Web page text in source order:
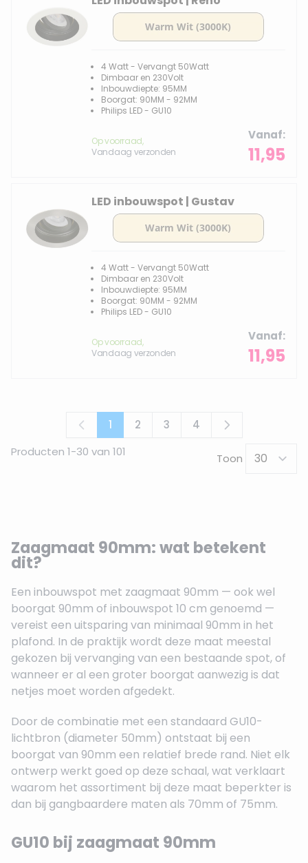
4 Watt - Vervangt 50Watt
Dimbaar en 230Volt
Inbouwdiepte: 95MM
Boorgat: 90MM - 92MM
Philips LED - GU10
Op voorraad,
Vandaag verzonden
Vanaf
11,95
LED inbouwspot | Gustav
4 Watt - Vervangt 50Watt
Dimbaar en 230Volt
Inbouwdiepte: 95MM
Boorgat: 90MM - 92MM
Philips LED - GU10
Op voorraad,
Vandaag verzonden
Vanaf
11,95
Producten 1-30 van 101
U lees momenteel pagina
1 Pagina
2 Pagina
3 Pagina
4
Toon
Zaagmaat 90mm: wat betekent
dit?
Een inbouwspot met zaagmaat 90mm — ook wel
boorgat 90mm of inbouwspot 10 cm genoemd —
vereist een uitsparing van minimaal 90mm in het
plafond. In de praktijk wordt deze maat meestal
gekozen bij vervanging van een bestaande spot, of
wanneer er al een groter boorgat aanwezig is dat
netjes moet worden afgedekt.
Door de combinatie met een standaard GU10-
lichtbron (diameter 50mm) ontstaat bij een
boorgat van 90mm een relatief brede rand. Niet elk
ontwerp werkt goed op deze schaal, wat verklaart
waarom het assortiment bij deze maat beperkter is
dan bij gangbaardere maten als 70mm of 75mm.
GU10 bij zaagmaat 90mm